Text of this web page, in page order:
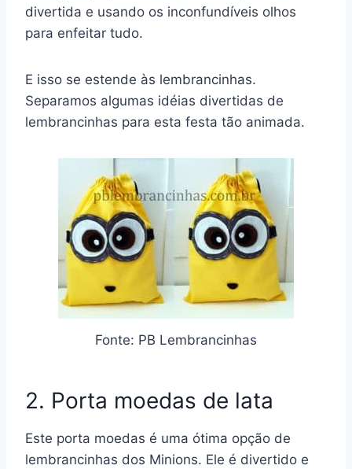
divertida e usando os inconfundíveis olhos
para enfeitar tudo.
E isso se estende às lembrancinhas.
Separamos algumas idéias divertidas de
lembrancinhas para esta festa tão animada.
Fonte: PB Lembrancinhas
2. Porta moedas de lata
Este porta moedas é uma ótima opção de
lembrancinhas dos Minions. Ele é divertido e